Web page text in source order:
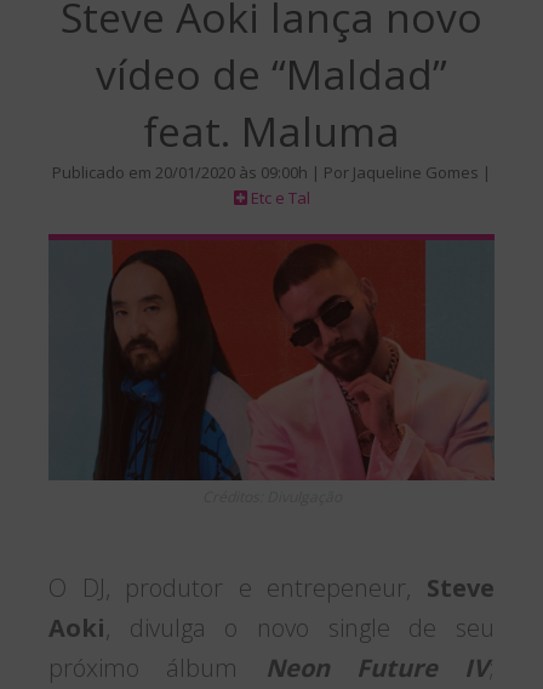
Steve Aoki lança novo
vídeo de “Maldad”
feat. Maluma
Publicado em 20/01/2020 às 09:00h | Por Jaqueline Gomes |
Etc e Tal
O DJ, produtor e entrepeneur, Steve
Aoki, divulga o novo single de seu
próximo álbum Neon Future IV;